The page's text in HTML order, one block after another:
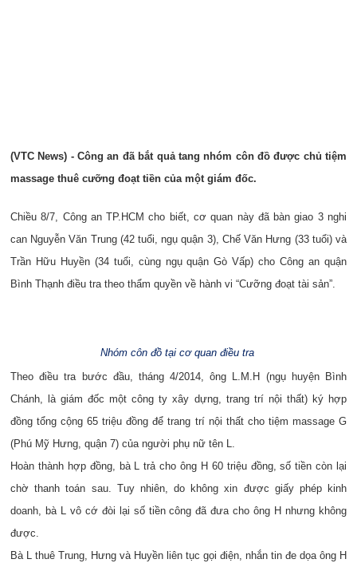
(VTC News) - Công an đã bắt quả tang nhóm côn đồ được chủ tiệm
massage thuê cưỡng đoạt tiền của một giám đốc.
Chiều 8/7, Công an TP.HCM cho biết, cơ quan này đã bàn giao 3 nghi
can Nguyễn Văn Trung (42 tuổi, ngụ quận 3), Chế Văn Hưng (33 tuổi) và
Trần Hữu Huyền (34 tuổi, cùng ngụ quận Gò Vấp) cho Công an quận
Bình Thạnh điều tra theo thẩm quyền về hành vi “Cưỡng đoạt tài sản”.
Nhóm côn đồ tại cơ quan điều tra
Theo điều tra bước đầu, tháng 4/2014, ông L.M.H (ngụ huyện Bình
Chánh, là giám đốc một công ty xây dựng, trang trí nội thất) ký hợp
đồng tổng cộng 65 triệu đồng để trang trí nội thất cho tiệm massage G
(Phú Mỹ Hưng, quận 7) của người phụ nữ tên L.
Hoàn thành hợp đồng, bà L trả cho ông H 60 triệu đồng, số tiền còn lại
chờ thanh toán sau. Tuy nhiên, do không xin được giấy phép kinh
doanh, bà L vô cớ đòi lại số tiền công đã đưa cho ông H nhưng không
được.
Bà L thuê Trung, Hưng và Huyền liên tục gọi điện, nhắn tin đe dọa ông H